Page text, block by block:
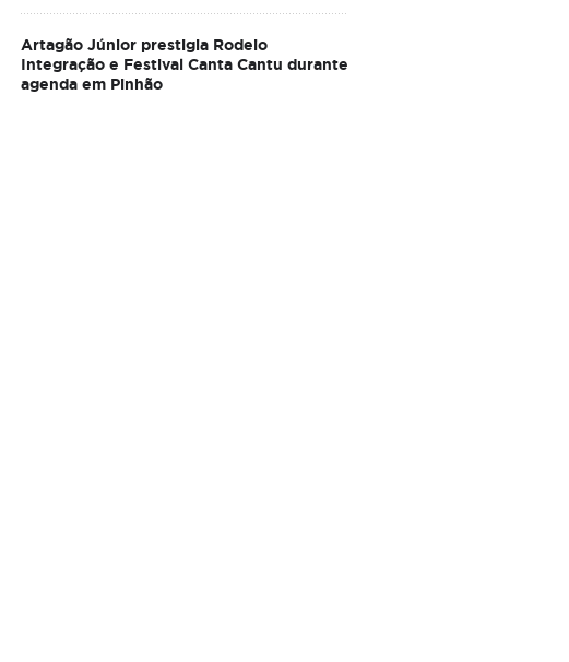
Artagão Júnior prestigia Rodeio
Integração e Festival Canta Cantu durante
agenda em Pinhão